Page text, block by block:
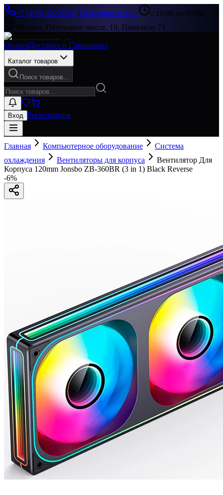
+7 (499) 322-33-86|Перезвоните мне
с 10:00 до 19:00
Москва, Пятницкое шоссе, 18, Павильон 73
ОплатаДоставка и Самовывоз
Каталог товаров
Поиск товаров...
Вход Регистрация
Главная Компьютерное оборудование
Система
охлаждения
Вентиляторы для корпуса
Вентилятор Для
Корпуса 120mm Jonsbo ZB-360BR (3 in 1) Black Reverse
-6%